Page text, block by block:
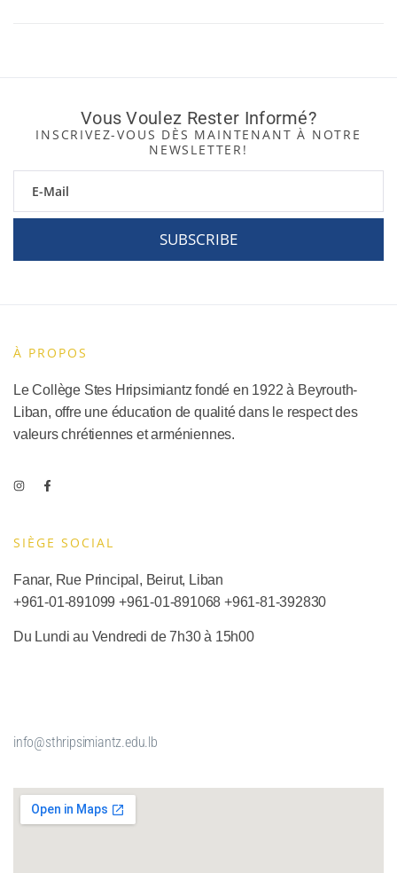
Vous Voulez Rester Informé?
INSCRIVEZ-VOUS DÈS MAINTENANT À NOTRE
NEWSLETTER!
SUBSCRIBE
À PROPOS
Le Collège Stes Hripsimiantz fondé en 1922 à Beyrouth-
Liban, offre une éducation de qualité dans le respect des
valeurs chrétiennes et arméniennes.
SIÈGE SOCIAL​
Fanar, Rue Principal, Beirut, Liban
+961-01-891099 +961-01-891068+961-81-392830
Du Lundi au Vendredi de 7h30 à 15h00
info@sthripsimiantz.edu.lb